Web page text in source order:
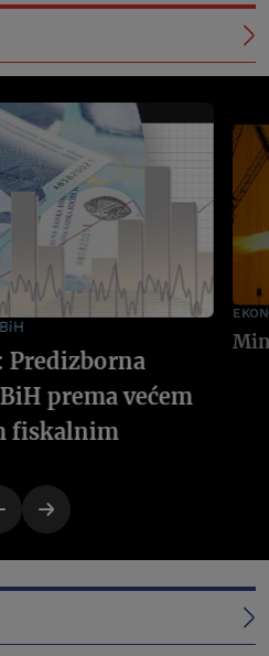
Predizborna
prema većem
fiskalnim